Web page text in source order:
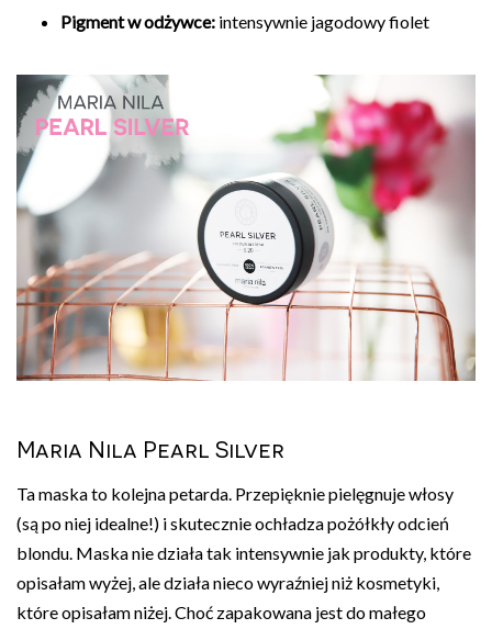
Pigment w odżywce: intensywnie jagodowy fiolet
Maria Nila Pearl Silver
Ta maska to kolejna petarda. Przepięknie pielęgnuje włosy
(są po niej idealne!) i skutecznie ochładza pożółkły odcień
blondu. Maska nie działa tak intensywnie jak produkty, które
opisałam wyżej, ale działa nieco wyraźniej niż kosmetyki,
które opisałam niżej. Choć zapakowana jest do małego